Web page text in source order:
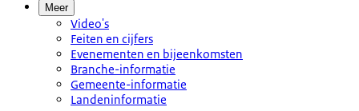
Meer
Video's
Feiten en cijfers
Evenementen en bijeenkomsten
Branche-informatie
Gemeente-informatie
Landeninformatie